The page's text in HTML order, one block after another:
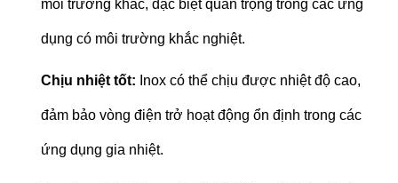
môi trường khác, đặc biệt quan trọng trong các ứng
dụng có môi trường khắc nghiệt.
Chịu nhiệt tốt: Inox có thể chịu được nhiệt độ cao,
đảm bảo vòng điện trở hoạt động ổn định trong các
ứng dụng gia nhiệt.